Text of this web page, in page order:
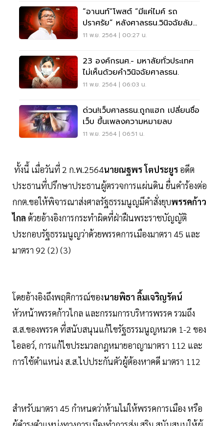
“อานนท์”โพสต์ “มีแค่ไมค์ รถ
ปราศรัย” หลังศาลรธน.วินิจฉัยล้ม
ล้างการปกครอง
11 พ.ย. 2564 | 00:27 น.
23 องค์กรนศ.- มหาลัยทั่วประเทศ
ไม่เห็นด้วยคำวินิจฉัยศาลรธน.
11 พ.ย. 2564 | 06:03 น.
ด่วน!เว็บศาลรธน.ถูกแฮก เปลี่ยนชื่อ
เว็บ ขึ้นเพลงความหมายลบ
11 พ.ย. 2564 | 06:51 น.
ทั้งนี้ เมื่อวันที่ 2 ก.พ.2564นายณฐพร โตประยูร อดีต
ประธานที่ปรึกษาประธานผู้ตรวจการแผ่นดิน ยื่นคำร้องต่อ
กกต.ขอให้พิจารณาส่งศาลรัฐธรรมนูญมีคำสั่งยุบพรรคก้าว
ไกล ด้วยอ้างอิงการกระทำผิดที่ฝ่าฝืนพระราชบัญญัติ
ประกอบรัฐธรรมนูญว่าด้วยพรรคการเมืองมาตรา 45 และ
มาตรา 92 (2) (3)
โดยอ้างอิงถึงพฤติการณ์ของนายพิธา ลิ้มเจริญรัตน์
หัวหน้าพรรคก้าวไกล และกรรมการบริหารพรรค รวมถึง
ส.ส.ของพรรค ที่สนับสนุนแก้ไขรัฐธรรมนูญหมวด 1-2 ของ
ไอลอว์, การแก้ไขประมวลกฎหมายอาญามาตรา 112 และ
การใช้ตำแหน่ง ส.ส.ไปประกันตัวผู้ต้องหาคดี มาตรา 112
สำหรับมาตรา 45 กำหนดว่าห้ามไม่ให้พรรคการเมือง หรือ